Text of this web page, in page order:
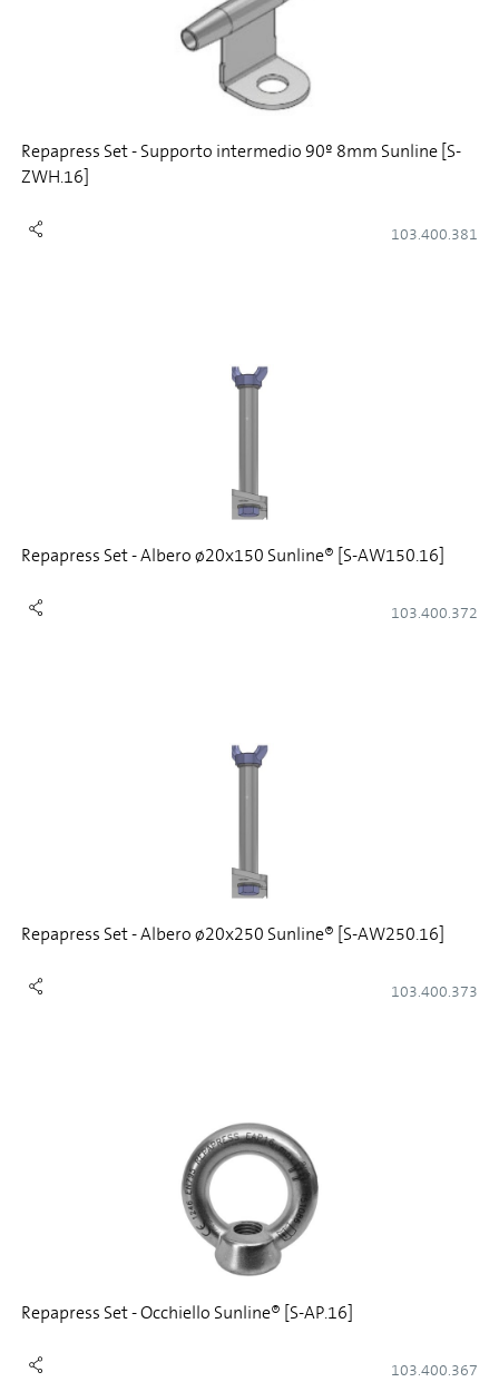
Repapress Set - Supporto intermedio 90º 8mm Sunline [S-
ZWH.16]
103.400.381
Repapress Set - Albero ø20x150 Sunline® [S-AW150.16]
103.400.372
Repapress Set - Albero ø20x250 Sunline® [S-AW250.16]
103.400.373
Repapress Set - Occhiello Sunline® [S-AP.16]
103.400.367